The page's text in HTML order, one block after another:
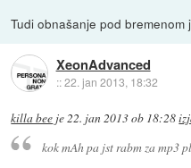
Tudi obnašanje pod bremenom
XeonAdvanced
::22. jan 2013, 18:32
killa bee je 22. jan 2013 ob 18:28
kok mAh pa jst rabm za mp3